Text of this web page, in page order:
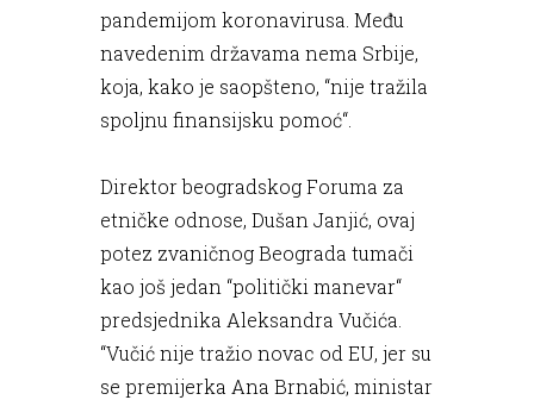
pandemijom koronavirusa. Među
navedenim državama nema Srbije,
koja, kako je saopšteno, “nije tražila
spoljnu finansijsku pomoć“.
Direktor beogradskog Foruma za
etničke odnose, Dušan Janjić, ovaj
potez zvaničnog Beograda tumači
kao još jedan “politički manevar“
predsjednika Aleksandra Vučića.
“Vučić nije tražio novac od EU, jer su
se premijerka Ana Brnabić, ministar